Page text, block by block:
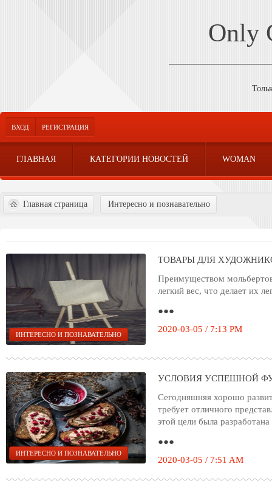
Only
ВХОД РЕГИСТРАЦИЯ
ГЛАВНАЯ КАТЕГОРИИ НОВОСТЕЙ WOMAN
Главная страница Интересно и познавательно
ИНТЕРЕСНО И ПОЗНАВАТЕЛЬНО
ТОВАРЫ ДЛЯ
Преимуществом
легкий вес, что делает их
●●●
2020-03-05 / 7:13 PM
ИНТЕРЕСНО И ПОЗНАВАТЕЛЬНО
УСЛОВИЯ УСПЕШНОЙ
Сегодняшняя хорошо
требует отличного
этой цели была
●●●
2020-03-05 / 7:51 AM